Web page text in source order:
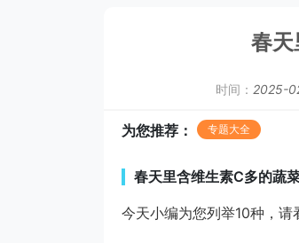
春天
时间： 2025-
为您推荐： 专题大全
春天里含维生素C多的蔬
今天小编为您列举10种，请